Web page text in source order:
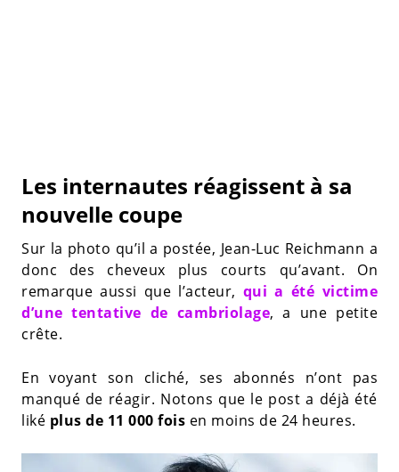
Les internautes réagissent à sa
nouvelle coupe
Sur la photo qu’il a postée, Jean-Luc Reichmann a
donc des cheveux plus courts qu’avant. On
remarque aussi que l’acteur, qui a été victime
d’une tentative de cambriolage, a une petite
crête.
En voyant son cliché, ses abonnés n’ont pas
manqué de réagir. Notons que le post a déjà été
liké plus de 11 000 fois en moins de 24 heures.